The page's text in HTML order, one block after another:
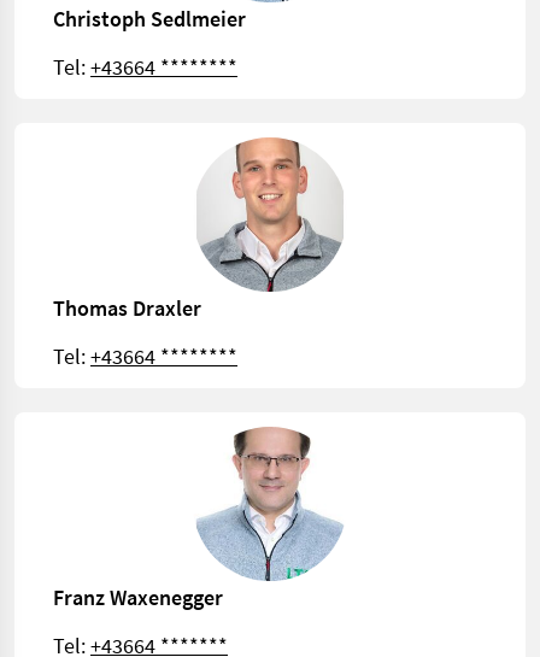
Christoph Sedlmeier
Tel:+43664 ********
Thomas Draxler
Tel:+43664 ********
Franz Waxenegger
Tel:+43664 *******